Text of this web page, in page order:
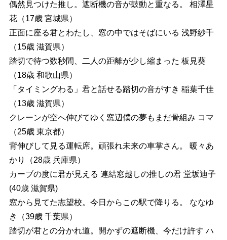
偶然見つけた推し。遮断機の音が鼓動と重なる。 相澤星
花（17歳 宮城県）
正面に座る君とわたし、窓の中ではそばにいる 浅野紗千
（15歳 滋賀県）
踏切で待つ数秒間、二人の距離が少し縮まった 板見葵
（18歳 和歌山県）
「タイミングわる」君と話せる踏切の音がすき 稲葉千佳
（13歳 滋賀県）
クレーンが空へ伸びてゆく窓辺僕の夢もまだ骨組み コマ
（25歳 東京都）
背伸びして見る運転席。頑張れ未来の車掌さん。 暖々あ
かり（28歳 兵庫県）
カーブの度に君が見える 連結窓越しの推しの君 堂坂迪子
(40歳 滋賀県)
窓から見てた志望校。今日からこの駅で降りる。 ななゆ
き（39歳 千葉県）
踏切が君との分かれ道。開かずの遮断機、今だけ許す ハ